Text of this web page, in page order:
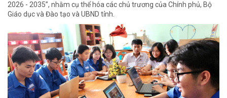
2026 - 2035”, nhằm cụ thể hóa các chủ trương của Chính phủ, Bộ
Giáo dục và Đào tạo và UBND tỉnh.